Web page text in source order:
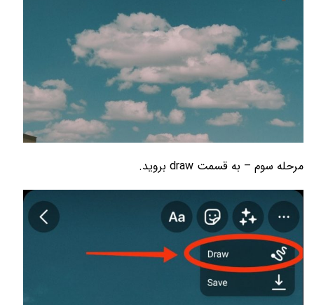
مرحله سوم – به قسمت draw بروید.